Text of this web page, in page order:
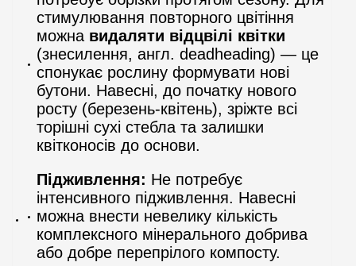
стимулювання повторного цвітіння
можна видаляти відцвілі квітки
(знесилення, англ. deadheading) — це
спонукає рослину формувати нові
бутони. Навесні, до початку нового
росту (березень-квітень), зріжте всі
торішні сухі стебла та залишки
квітконосів до основи.
Підживлення: Не потребує
інтенсивного підживлення. Навесні
можна внести невелику кількість
комплексного мінерального добрива
або добре перепрілого компосту.